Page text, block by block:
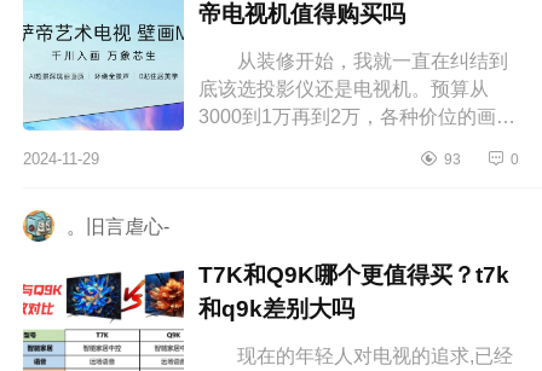
帝电视机值得购买吗
从装修开始，我就一直在纠结到
底该选投影仪还是电视机。预算从
3000到1万再到2万，各种价位的画质
择了卡萨帝电视机，这真是一个明智
2024-11-29 93 0
。旧言虐心-
T7K和Q9K哪个更值得买？t7k
和q9k差别大吗
现在的年轻人对电视的追求,已经